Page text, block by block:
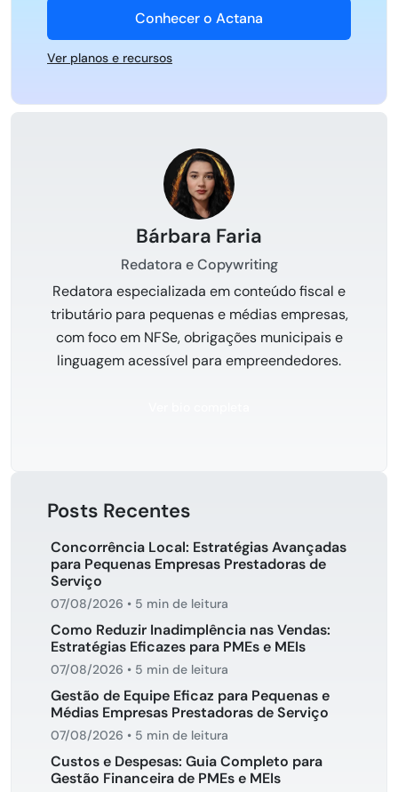
Conhecer o Actana
Ver planos e recursos
Bárbara Faria
Redatora e Copywriting
Redatora especializada em conteúdo fiscal e
tributário para pequenas e médias empresas,
com foco em NFSe, obrigações municipais e
linguagem acessível para empreendedores.
Posts Recentes
Concorrência Local: Estratégias Avançadas
para Pequenas Empresas Prestadoras de
Serviço
07/08/2026 • 5 min de leitura
Como Reduzir Inadimplência nas Vendas:
Estratégias Eficazes para PMEs e MEIs
07/08/2026 • 5 min de leitura
Gestão de Equipe Eficaz para Pequenas e
Médias Empresas Prestadoras de Serviço
07/08/2026 • 5 min de leitura
Custos e Despesas: Guia Completo para
Gestão Financeira de PMEs e MEIs